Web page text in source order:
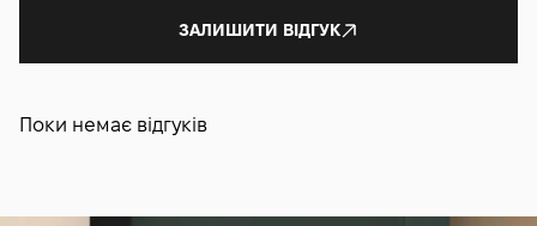
ЗАЛИШИТИ ВІДГУК
Поки немає відгуків